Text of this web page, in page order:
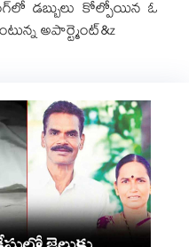
డబ్బులు కోల్పోయిన ఓ
అపార్ట్మెంట్&z